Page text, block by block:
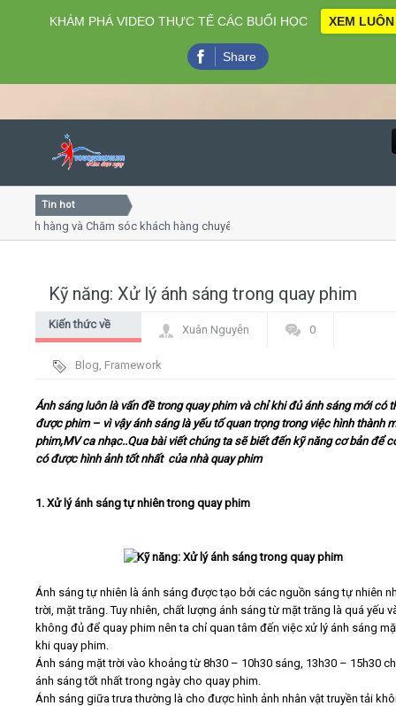
Close
Home
Giới thiệu
Video
Tìm kiếm
Tin hot
hàng và Chăm sóc khách hàng chuyên nghiệp
Kỹ năng: Xử lý ánh sáng trong quay phim
Kiến thức về
dựng - kỹ xảo
Xuân Nguyễn 0
Blog, Framework
Ánh sáng luôn là vấn đề trong quay phim và chỉ khi đủ ánh sáng mới có
được phim – vì vậy ánh sáng là yếu tố quan trọng trong việc hình thành
phim,MV ca nhạc..Qua bài viết chúng ta sẽ biết đến kỹ năng cơ bản để
có được hình ảnh tốt nhất của nhà quay phim
1. Xử lý ánh sáng tự nhiên trong quay phim
Ánh sáng tự nhiên là ánh sáng được tạo bởi các nguồn sáng tự nhiên
trời, mặt trăng. Tuy nhiên, chất lượng ánh sáng từ mặt trăng là quá yếu
không đủ để quay phim nên ta chỉ quan tâm đến việc xử lý ánh sáng
khi quay phim.
Ánh sáng mặt trời vào khoảng từ 8h30 – 10h30 sáng, 13h30 – 15h30
ánh sáng tốt nhất trong ngày cho quay phim.
Ánh sáng giữa trưa thường là cho được hình ảnh nhân vật truyền tải
KHÁM PHÁ VIDEO THỰC TẾ CÁC BUỔI HỌC XEM LUÔN
Share